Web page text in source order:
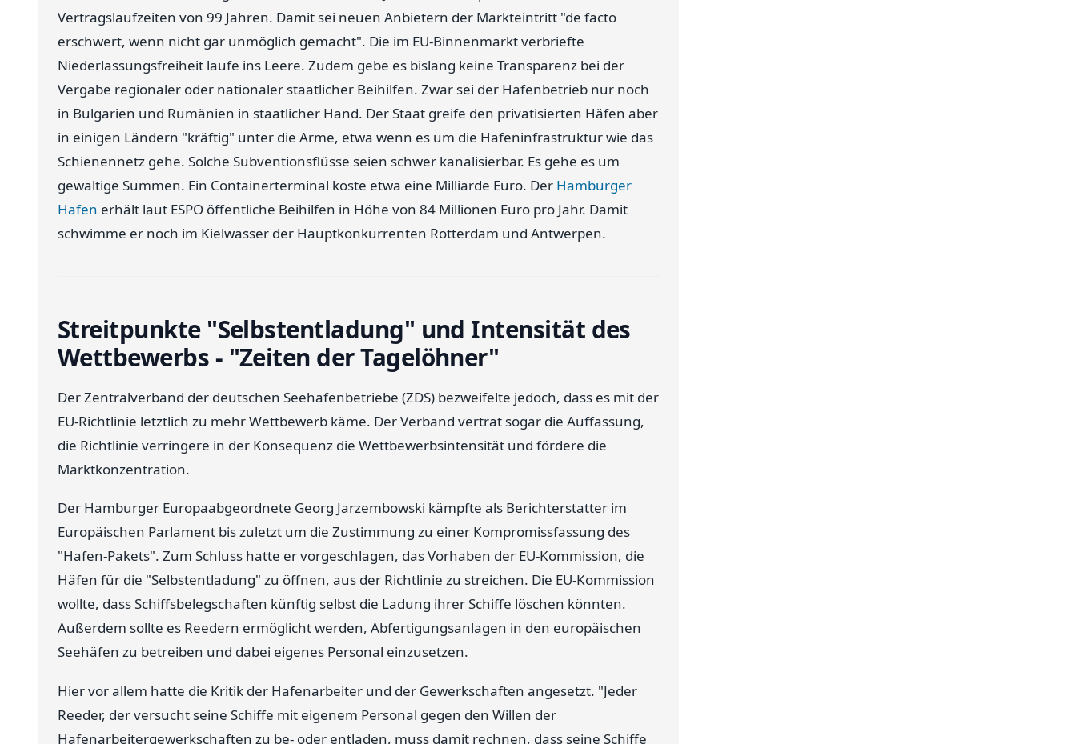
Vertragslaufzeiten von 99 Jahren. Damit sei neuen Anbietern der Markteintritt "de facto
erschwert, wenn nicht gar unmöglich gemacht". Die im EU-Binnenmarkt verbriefte
Niederlassungsfreiheit laufe ins Leere. Zudem gebe es bislang keine Transparenz bei der
Vergabe regionaler oder nationaler staatlicher Beihilfen. Zwar sei der Hafenbetrieb nur noch
in Bulgarien und Rumänien in staatlicher Hand. Der Staat greife den privatisierten Häfen aber
in einigen Ländern "kräftig" unter die Arme, etwa wenn es um die Hafeninfrastruktur wie das
Schienennetz gehe. Solche Subventionsflüsse seien schwer kanalisierbar. Es gehe es um
gewaltige Summen. Ein Containerterminal koste etwa eine Milliarde Euro. Der Hamburger
Hafen erhält laut ESPO öffentliche Beihilfen in Höhe von 84 Millionen Euro pro Jahr. Damit
schwimme er noch im Kielwasser der Hauptkonkurrenten Rotterdam und Antwerpen.
Streitpunkte "Selbstentladung" und Intensität des
Wettbewerbs - "Zeiten der Tagelöhner"
Der Zentralverband der deutschen Seehafenbetriebe (ZDS) bezweifelte jedoch, dass es mit der
EU-Richtlinie letztlich zu mehr Wettbewerb käme. Der Verband vertrat sogar die Auffassung,
die Richtlinie verringere in der Konsequenz die Wettbewerbsintensität und fördere die
Marktkonzentration.
Der Hamburger Europaabgeordnete Georg Jarzembowski kämpfte als Berichterstatter im
Europäischen Parlament bis zuletzt um die Zustimmung zu einer Kompromissfassung des
"Hafen-Pakets". Zum Schluss hatte er vorgeschlagen, das Vorhaben der EU-Kommission, die
Häfen für die "Selbstentladung" zu öffnen, aus der Richtlinie zu streichen. Die EU-Kommission
wollte, dass Schiffsbelegschaften künftig selbst die Ladung ihrer Schiffe löschen könnten.
Außerdem sollte es Reedern ermöglicht werden, Abfertigungsanlagen in den europäischen
Seehäfen zu betreiben und dabei eigenes Personal einzusetzen.
Hier vor allem hatte die Kritik der Hafenarbeiter und der Gewerkschaften angesetzt. "Jeder
Reeder, der versucht seine Schiffe mit eigenem Personal gegen den Willen der
Hafenarbeitergewerkschaften zu be- oder entladen, muss damit rechnen, dass seine Schiffe